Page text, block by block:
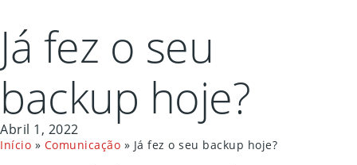
Já fez o seu
backup hoje?
Abril 1, 2022
Início » Comunicação » Já fez o seu backup hoje?